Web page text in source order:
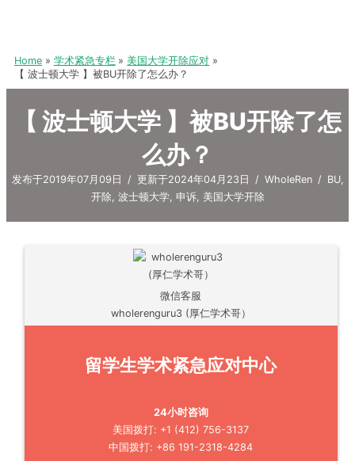
Home 学术紧急专栏
美国大学开除应对
【 波士顿大学 】被BU开除了怎么办？
【 波士顿大学 】被BU开除了怎
么办？
发布于2019年07月09日 / 更新于2024年04月23日 / WholeRen / BU,
开除, 波士顿大学, 申诉, 美国大学开除
微信客服
wholerenguru3 (厚仁学术哥）
留学生学术紧急应对中心
24小时咨询
美国拨打: +1 (412) 756-3137
中国拨打: +86 191-2318-4284